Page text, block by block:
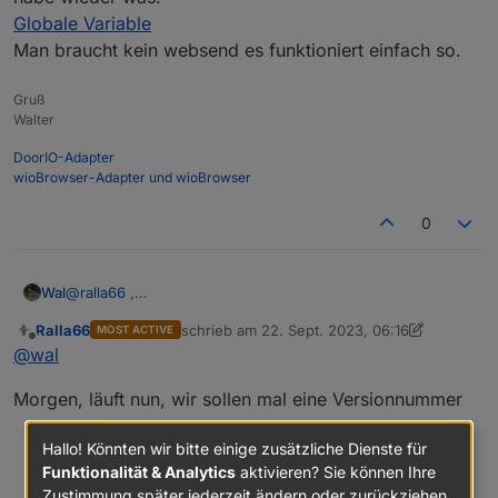
Aktuelle Leistung{m} %0pwr% W
>M 1
1,010302SSssxxxx@i3:1,Temp,°C,tCur,1
Globale Variable
Man braucht kein websend es funktioniert einfach so.
Gruß
Walter
DoorIO-Adapter
wioBrowser-Adapter und wioBrowser
0
Wal@ralla66
Globale Variable
Offline
Ralla66 MOST ACTIVE schrieb am 22. Sept. 2023, 06:16
zuletzt editiert von Ralla66
@wal
Morgen, läuft nun, wir sollen mal eine Versionnummer
Hallo! Könnten wir bitte einige zusätzliche Dienste für
Funktionalität & Analytics aktivieren? Sie können Ihre